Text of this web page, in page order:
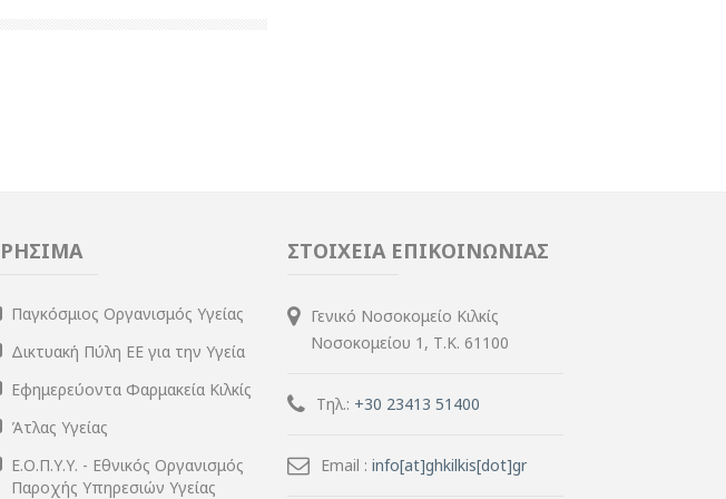
Παγκόσμιος Οργανισμός Υγείας
Δικτυακή Πύλη ΕΕ για την Υγεία
Εφημερεύοντα Φαρμακεία Κιλκίς
Άτλας Υγείας
Ε.Ο.Π.Υ.Υ. - Εθνικός Οργανισμός
Παροχής Υπηρεσιών Υγείας
ΣΤΟΙΧΕΙΑ ΕΠΙΚΟΙΝΩΝΙΑΣ
Γενικό Νοσοκομείο Κιλκίς
Νοσοκομείου 1, Τ.Κ. 61100
Τηλ.: +30 23413 51400
Email : info[at]ghkilkis[dot]gr